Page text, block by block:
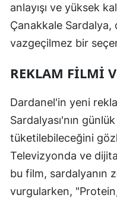
anlayışı ve yüksek
Çanakkale
vazgeçilmez bir
REKLAM FILMI
Dardanel'in yeni
Sardalyası'nın
tüketilebileceğini
Televizyonda ve
bu film, sardalyanın
vurgularken,